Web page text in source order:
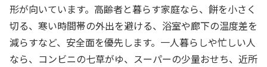
形が向いています。高齢者と暮らす家庭なら、餅を小さく
切る、寒い時間帯の外出を避ける、浴室や廊下の温度差を
減らすなど、安全面を優先します。一人暮らしや忙しい人
なら、コンビニの七草がゆ、スーパーの少量おせち、近所